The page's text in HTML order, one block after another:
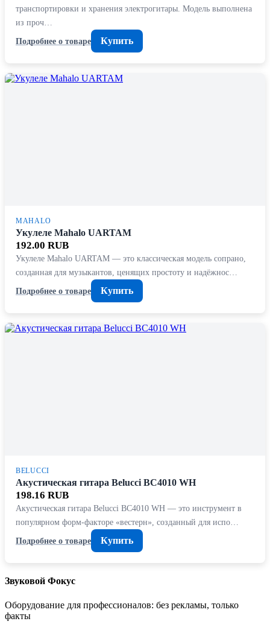
транспортировки и хранения электрогитары. Модель выполнена
из проч…
Подробнее о товаре
Купить
MAHALO
Укулеле Mahalo UARTAM
192.00 RUB
Укулеле Mahalo UARTAM — это классическая модель сопрано,
созданная для музыкантов, ценящих простоту и надёжнос…
Подробнее о товаре
Купить
BELUCCI
Акустическая гитара Belucci BC4010 WH
198.16 RUB
Акустическая гитара Belucci BC4010 WH — это инструмент в
популярном форм-факторе «вестерн», созданный для испо…
Подробнее о товаре
Купить
Звуковой Фокус
Оборудование для профессионалов: без рекламы, только
факты